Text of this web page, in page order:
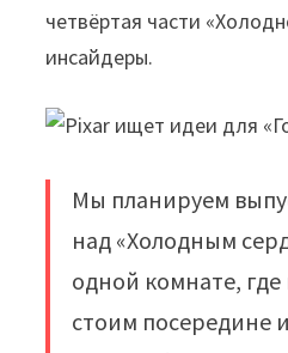
четвёртая части
инсайдеры.
Мы планируем
над «Холодным
одной комнате,
стоим посередине